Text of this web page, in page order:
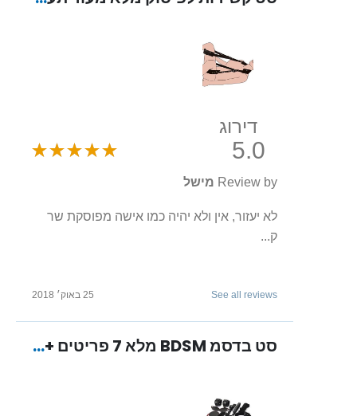
דירוג
5.0
Review by מישל
לא יעזור, אין ולא יהיה כמו אישה מפוסקת שר
ק...
See all reviews 25 באוק׳ 2018
סט בדסמ BDSM מלא 7 פריטים + בונוס